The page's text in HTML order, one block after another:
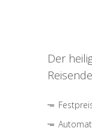
Der
Reisende